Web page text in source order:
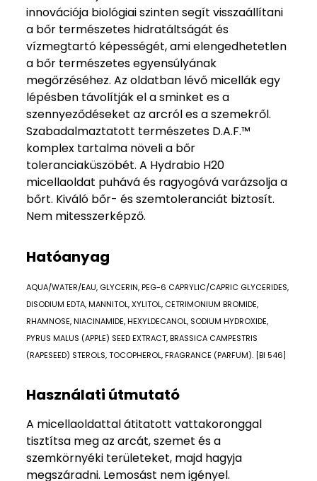
innovációja biológiai szinten segít visszaállítani
a bőr természetes hidratáltságát és
vízmegtartó képességét, ami elengedhetetlen
a bőr természetes egyensúlyának
megőrzéséhez. Az oldatban lévő micellák egy
lépésben távolítják el a sminket es a
szennyeződéseket az arcról es a szemekről.
Szabadalmaztatott természetes D.A.F.™
komplex tartalma növeli a bőr
toleranciaküszöbét. A Hydrabio H20
micellaoldat puhává és ragyogóvá varázsolja a
bőrt. Kiváló bőr- és szemtoleranciát biztosít.
Nem mitesszerképző.
Hatóanyag
AQUA/WATER/EAU, GLYCERIN, PEG-6 CAPRYLIC/CAPRIC GLYCERIDES,
DISODIUM EDTA, MANNITOL, XYLITOL, CETRIMONIUM BROMIDE,
RHAMNOSE, NIACINAMIDE, HEXYLDECANOL, SODIUM HYDROXIDE,
PYRUS MALUS (APPLE) SEED EXTRACT, BRASSICA CAMPESTRIS
(RAPESEED) STEROLS, TOCOPHEROL, FRAGRANCE (PARFUM). [BI 546]
Használati útmutató
A micellaoldattal átitatott vattakoronggal
tisztítsa meg az arcát, szemet és a
szemkörnyéki területeket, majd hagyja
megszáradni. Lemosást nem igényel.